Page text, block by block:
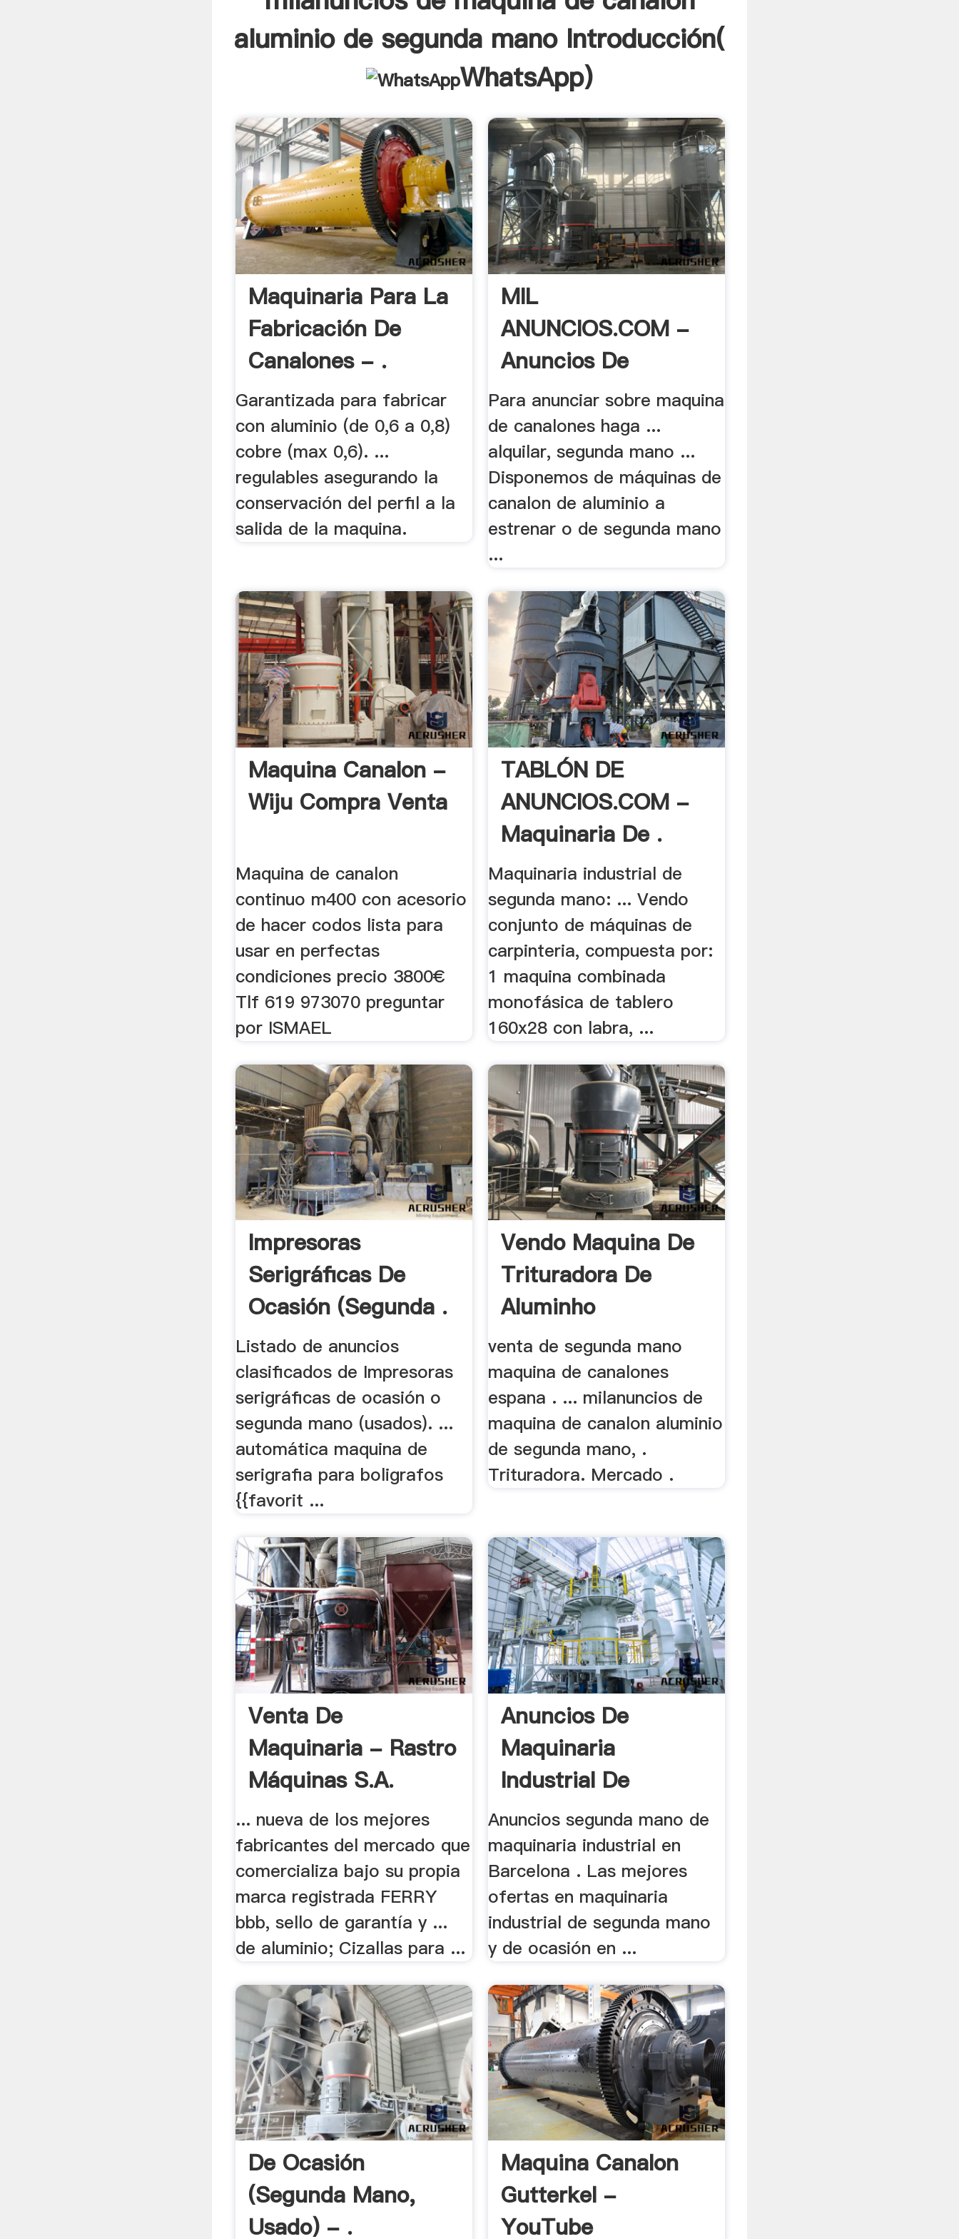
aluminio de segunda mano Introducción(
WhatsApp)
Maquinaria Para La
Fabricación De
Canalones - .
Garantizada para fabricar
con aluminio (de 0,6 a 0,8)
cobre (max 0,6). ...
regulables asegurando la
conservación del perfil a la
salida de la maquina.
MIL
ANUNCIOS.COM -
Anuncios De
Maquina De .
Para anunciar sobre maquina
de canalones haga ...
alquilar, segunda mano ...
Disponemos de máquinas de
canalon de aluminio a
estrenar o de segunda mano
...
Maquina Canalon -
Wiju Compra Venta
Maquina de canalon
continuo m400 con acesorio
de hacer codos lista para
usar en perfectas
condiciones precio 3800€
Tlf 619 973070 preguntar
por ISMAEL
TABLÓN DE
ANUNCIOS.COM -
Maquinaria De .
Maquinaria industrial de
segunda mano: ... Vendo
conjunto de máquinas de
carpinteria, compuesta por:
1 maquina combinada
monofásica de tablero
160x28 con labra, ...
Impresoras
Serigráficas De
Ocasión (segunda .
Listado de anuncios
clasificados de Impresoras
serigráficas de ocasión o
segunda mano (usados). ...
automática maquina de
serigrafia para boligrafos
{{favorit ...
Vendo Maquina De
Trituradora De
Aluminho
venta de segunda mano
maquina de canalones
espana . ... milanuncios de
maquina de canalon aluminio
de segunda mano, .
Trituradora. Mercado .
Venta De
Maquinaria - Rastro
Máquinas S.A.
... nueva de los mejores
fabricantes del mercado que
comercializa bajo su propia
marca registrada FERRY
bbb, sello de garantía y ...
de aluminio; Cizallas para ...
Anuncios De
Maquinaria
Industrial De
Segunda .
Anuncios segunda mano de
maquinaria industrial en
Barcelona . Las mejores
ofertas en maquinaria
industrial de segunda mano
y de ocasión en ...
De Ocasión
(segunda Mano,
Usado) - .
Maquina Canalon
Gutterkel -
YouTube